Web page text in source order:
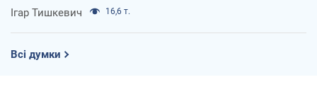
Ігар Тишкевич 16,6 т.
Всі думки